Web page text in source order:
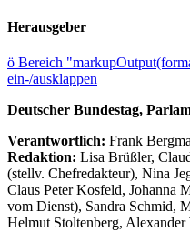
Herausgeber
ö Bereich
ein-/ausklappen
Deutscher Bundestag,
Verantwortlich: Frank
Redaktion: Lisa Brüßler,
(stellv. Chefredakteur), Nina
Claus Peter Kosfeld, Johanna
vom Dienst), Sandra Schmid,
Helmut Stoltenberg, Alexander